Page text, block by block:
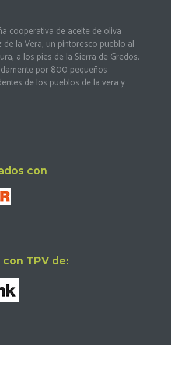
cooperativa de aceite de oliva
de la Vera, un pintoresco pueblo al
a los pies de la Sierra de Gredos.
por 800 pequeños
de los pueblos de la vera y
con
TPV de: